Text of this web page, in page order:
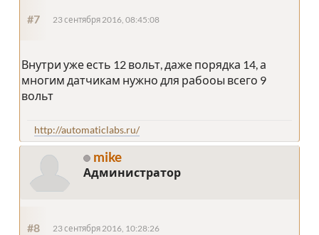
#7 23 сентября 2016, 08:45:08
Внутри уже есть 12 вольт, даже порядка 14, а
многим датчикам нужно для рабооы всего 9
вольт
http://automaticlabs.ru/
mike
Администратор
#8 23 сентября 2016, 10:28:26